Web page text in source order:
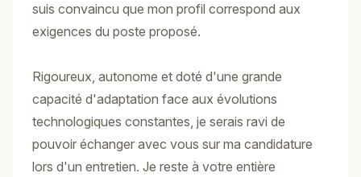
suis convaincu que mon profil correspond aux
exigences du poste proposé.
Rigoureux, autonome et doté d'une grande
capacité d'adaptation face aux évolutions
technologiques constantes, je serais ravi de
pouvoir échanger avec vous sur ma candidature
lors d'un entretien. Je reste à votre entière